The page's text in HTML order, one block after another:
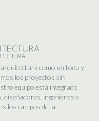
arquitectura como un todo y
los proyectos sin
equipo está integrado
diseñadores, ingenieros y
los campos de la